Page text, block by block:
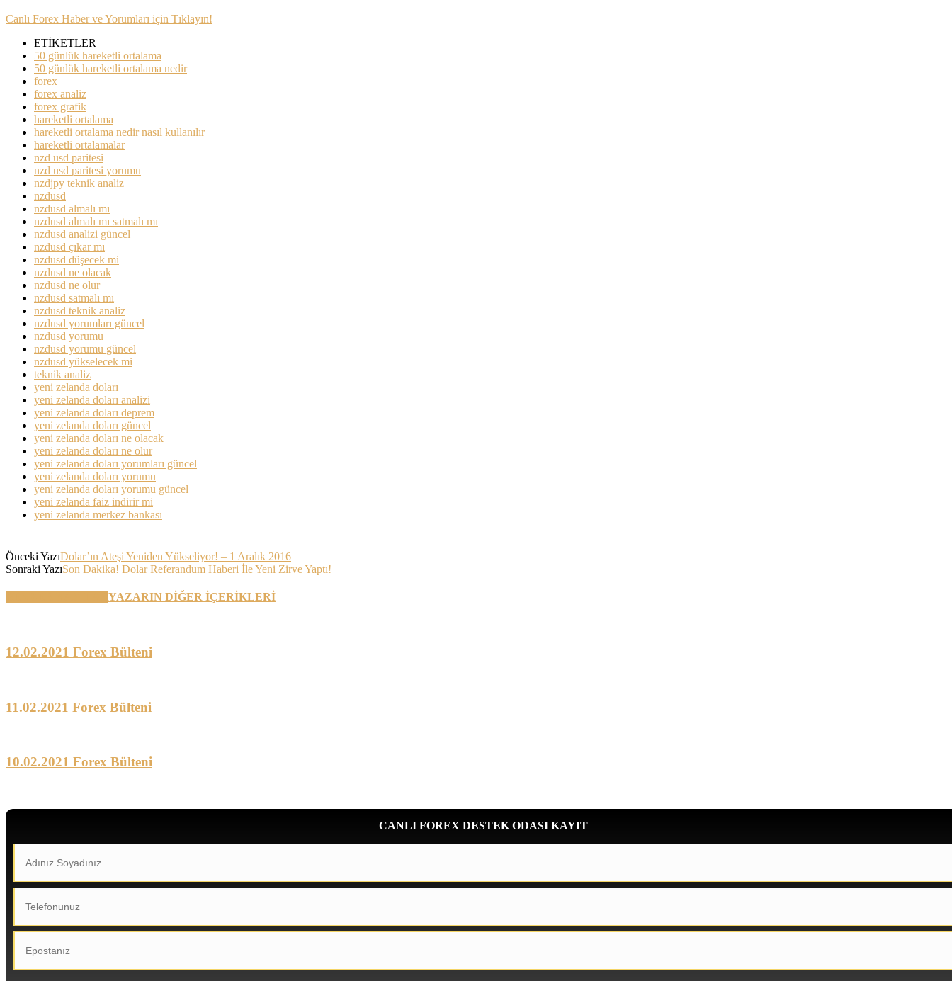
Canlı Forex Haber ve Yorumları için Tıklayın!
ETİKETLER
50 günlük hareketli ortalama
50 günlük hareketli ortalama nedir
forex
forex analiz
forex grafik
hareketli ortalama
hareketli ortalama nedir nasıl kullanılır
hareketli ortalamalar
nzd usd paritesi
nzd usd paritesi yorumu
nzdjpy teknik analiz
nzdusd
nzdusd almalı mı
nzdusd almalı mı satmalı mı
nzdusd analizi güncel
nzdusd çıkar mı
nzdusd düşecek mi
nzdusd ne olacak
nzdusd ne olur
nzdusd satmalı mı
nzdusd teknik analiz
nzdusd yorumları güncel
nzdusd yorumu
nzdusd yorumu güncel
nzdusd yükselecek mi
teknik analiz
yeni zelanda doları
yeni zelanda doları analizi
yeni zelanda doları deprem
yeni zelanda doları güncel
yeni zelanda doları ne olacak
yeni zelanda doları ne olur
yeni zelanda doları yorumları güncel
yeni zelanda doları yorumu
yeni zelanda doları yorumu güncel
yeni zelanda faiz indirir mi
yeni zelanda merkez bankası
Önceki YazıDolar’ın Ateşi Yeniden Yükseliyor! – 1 Aralık 2016
Sonraki YazıSon Dakika! Dolar Referandum Haberi İle Yeni Zirve Yaptı!
YAZARIN DİĞER İÇERİKLERİ
12.02.2021 Forex Bülteni
11.02.2021 Forex Bülteni
10.02.2021 Forex Bülteni
CANLI FOREX DESTEK ODASI KAYIT